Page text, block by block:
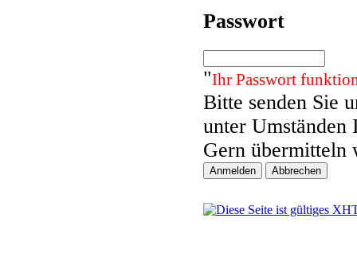
Passwort
"Ihr Passwort
Bitte senden Sie
unter Umständen
Gern übermitteln